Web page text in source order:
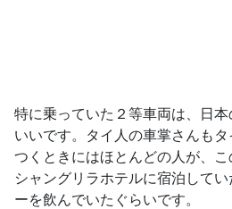
特に乗っていた２等車両は、日
いいです。タイ人の車掌さんも
つくときにはほとんどの人が、
シャングリラホテルに宿泊して
ーを飲んでいたぐらいです。